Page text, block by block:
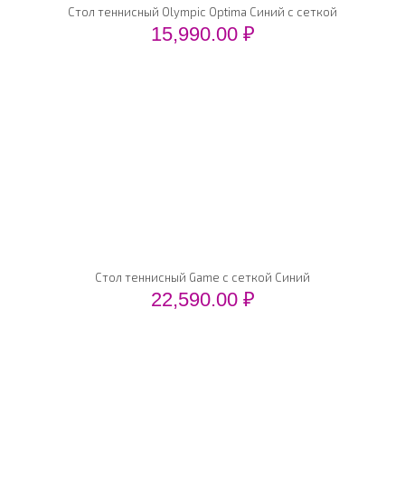
Стол теннисный Olympic Optima Синий с сеткой
15,990.00 ₽
Стол теннисный Game с сеткой Синий
22,590.00 ₽